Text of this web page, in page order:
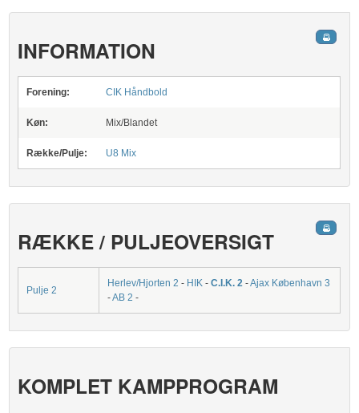
INFORMATION
Forening: CIK Håndbold
Køn: Mix/Blandet
Række/Pulje: U8 Mix
RÆKKE / PULJEOVERSIGT
Pulje 2
Herlev/Hjorten 2 - HIK -C.I.K. 2 -Ajax København 3
-AB 2 -
KOMPLET KAMPPROGRAM